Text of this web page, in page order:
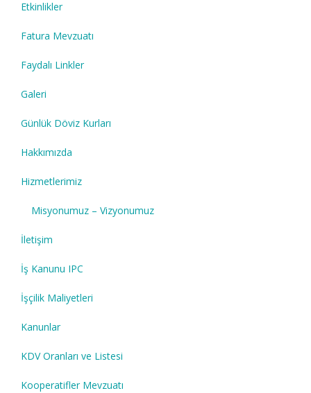
Etkinlikler
Fatura Mevzuatı
Faydalı Linkler
Galeri
Günlük Döviz Kurları
Hakkımızda
Hizmetlerimiz
Misyonumuz – Vizyonumuz
İletişim
İş Kanunu IPC
İşçilik Maliyetleri
Kanunlar
KDV Oranları ve Listesi
Kooperatifler Mevzuatı